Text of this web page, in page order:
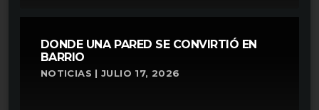
DONDE UNA PARED SE CONVIRTIÓ EN
BARRIO
NOTICIAS | JULIO 17, 2026